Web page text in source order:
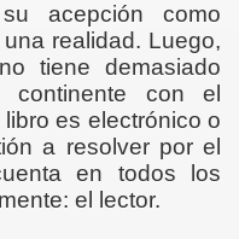
acepción como
realidad. Luego,
tiene demasiado
con el
es electrónico o
a resolver por el
en todos los
el lector.